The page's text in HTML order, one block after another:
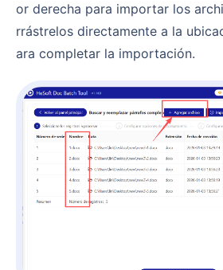
or derecha para importar los
rrástrelos directamente a la
ara completar la importación.